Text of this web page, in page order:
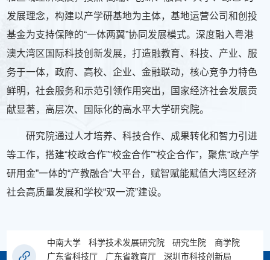
发展理念，构建以产学研基地为主体，基地运营公司和创投
基金为支持保障的“一体两翼”协同发展模式。深度融入粤港
澳大湾区国际科技创新发展，打造融教育、科技、产业、服
务于一体，政府、高校、企业、金融联动，核心竞争力特色
鲜明，社会服务和示范引领作用突出，国家经济社会发展贡
献显著，高层次、国际化的高水平大学研究院。
研究院通过人才培养、科技合作、成果转化和智力引进
等工作，搭建“校政合作”“校金合作”“校企合作”，聚焦“政产学
研用金”一体的“产教融合”大平台，赋智赋能赋值大湾区经济
社会高质量发展和学校“双一流”建设。
中南大学 科学技术发展研究院 研究生院
商学院
广东省科技厅
广东省教育厅 深圳市科技创新局